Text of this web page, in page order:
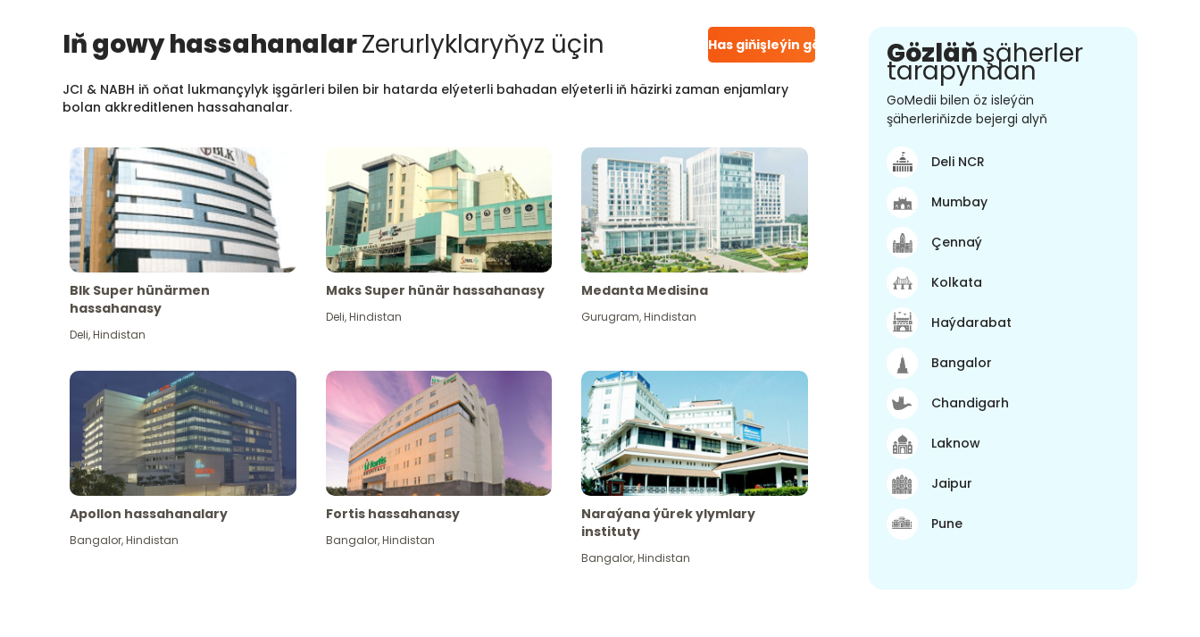
Iň gowy hassahanalarZerurlyklaryňyz üçin Has giňişleýin gör
JCI & NABH iň oňat lukmançylyk işgärleri bilen bir hatarda elýeterli bahadan elýeterli iň häzirki zaman enjamlary
bolan akkreditlenen hassahanalar.
Blk Super hünärmen
hassahanasy
Deli,Hindistan
Maks Super hünär hassahanasy
Deli,Hindistan
Medanta Medisina
Gurugram,Hindistan
Apollon hassahanalary
Bangalor,Hindistan
Fortis hassahanasy
Bangalor,Hindistan
Naraýana ýürek ylymlary
instituty
Bangalor,Hindistan
Gözläňşäherler
tarapyndan
GoMedii bilen öz isleýän
şäherleriňizde bejergi alyň
Deli NCR
Mumbay
Çennaý
Kolkata
Haýdarabat
Bangalor
Chandigarh
Laknow
Jaipur
Pune